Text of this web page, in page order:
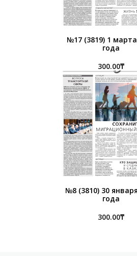
№17 (3819) 1
года
300.00₸
№8 (3810) 30
года
300.00₸